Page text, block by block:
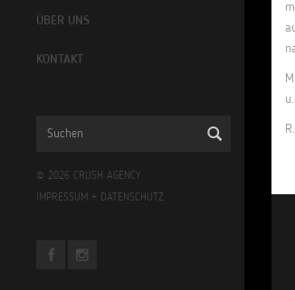
ÜBER UNS
KONTAKT
© 2026 CRUSH AGENCY
IMPRESSUM + DATENSCHUTZ